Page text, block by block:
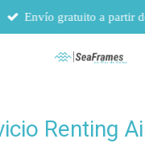
Envío gratuito a partir
Renting